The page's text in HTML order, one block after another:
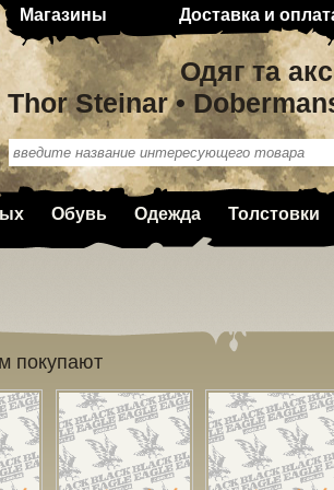
Магазины Доставка и
Одяг та
Thor Steinar •
Обувь Одежда Толстовки
покупают